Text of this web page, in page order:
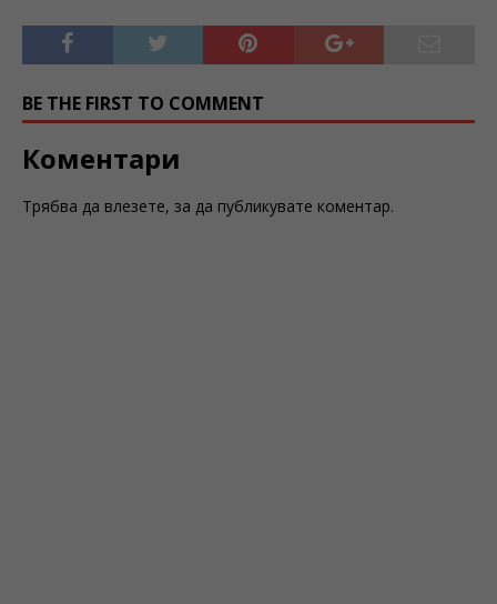
BE THE FIRST TO COMMENT
Коментари
Трябва да влезете, за да публикувате коментар.